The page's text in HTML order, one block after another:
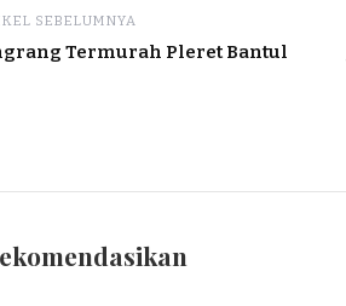
SEBELUMNYA
Termurah Pleret Bantul